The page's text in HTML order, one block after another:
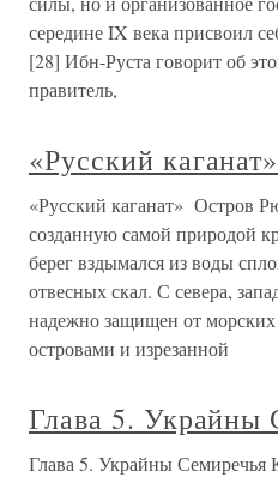
середине IX века присвоил
[28] Ибн-Руста говорит об
правитель,
«Русский каганат»
«Русский каганат» Остров
созданную самой природой
берег вздымался из воды
отвесных скал. С севера,
надежно защищен от
островами и изрезанной
Глава 5. Украйны
Глава 5. Украйны Семиречья